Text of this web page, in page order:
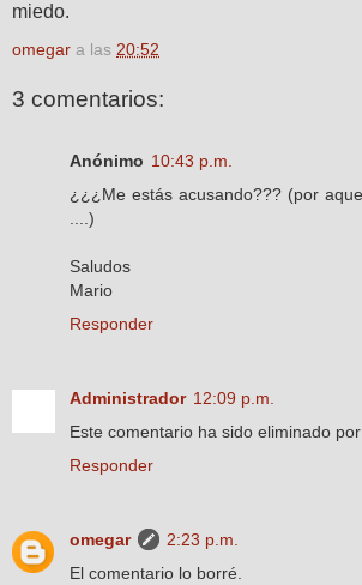
miedo.
omegar a las 20:52
3 comentarios:
Anónimo 10:43 p.m.
¿¿¿Me estás acusando??? (por
....)
Saludos
Mario
Responder
Administrador 12:09 p.m.
Este comentario ha sido eliminado
Responder
omegar
2:23 p.m.
El comentario lo borré.